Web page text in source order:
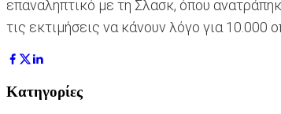
επαναληπτικό με τη Σλασκ, όπου
τις εκτιμήσεις να κάνουν λόγο για
Κατηγορίες